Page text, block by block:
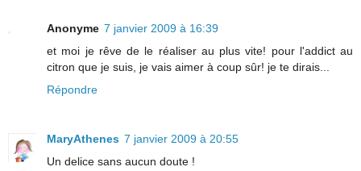
Anonyme 7 janvier 2009 à 16:39
et moi je rêve de le réaliser au plus vite! pour l'addict au
citron que je suis, je vais aimer à coup sûr! je te dirais...
Répondre
MaryAthenes 7 janvier 2009 à 20:55
Un delice sans aucun doute !